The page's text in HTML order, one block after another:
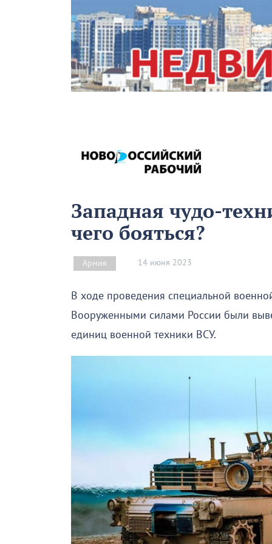
Западная чудо-
чего бояться?
Армия 14 июня 2023
В ходе проведения специальной
Вооруженными силами России были
единиц военной техники ВСУ.